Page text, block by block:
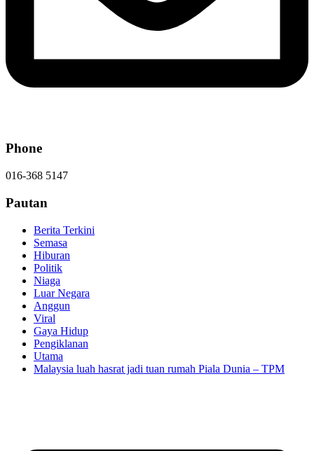
Phone
016-368 5147
Pautan
Berita Terkini
Semasa
Hiburan
Politik
Niaga
Luar Negara
Anggun
Viral
Gaya Hidup
Pengiklanan
Utama
Malaysia luah hasrat jadi tuan rumah Piala Dunia – TPM